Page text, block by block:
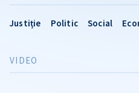
Justiție Politic Social
VIDEO